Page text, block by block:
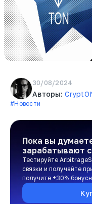
30/08/2024
Авторы:
#Новости
Пока вы
зарабатывают
Тестируйте
связки и получайте
получите +30%